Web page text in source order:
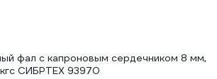
фал с капроновым сердечником 8 мм,
СИБРТЕХ 93970